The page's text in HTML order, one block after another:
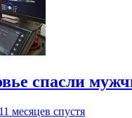
спасли
11 месяцев спустя